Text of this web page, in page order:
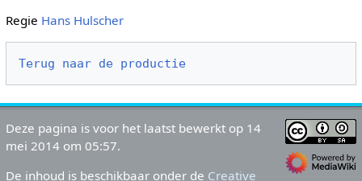
Regie Hans Hulscher
Terug naar de productie
Deze pagina is voor het laatst bewerkt op 14
mei 2014 om 05:57.
De inhoud is beschikbaar onder de Creative